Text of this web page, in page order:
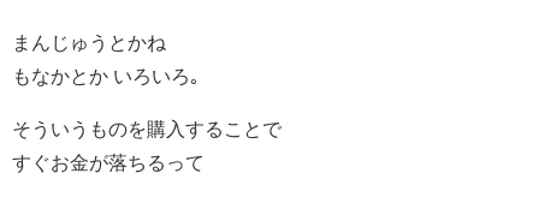
まんじゅうとかね
もなかとか いろいろ｡
そういうものを購入することで
すぐお金が落ちるって